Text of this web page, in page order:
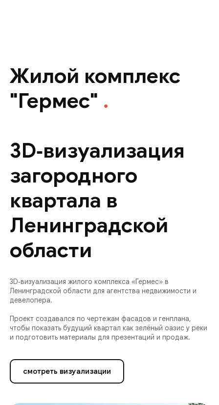
Жилой комплекс
"Гермес" .
3D‑визуализация
загородного
квартала в
Ленинградской
области
3D‑визуализация жилого комплекса «Гермес» в
Ленинградской области для агентства недвижимости и
девелопера.
Проект создавался по чертежам фасадов и генплана,
чтобы показать будущий квартал как зелёный оазис у реки
и подготовить материалы для презентаций и продаж.
смотреть визуализации